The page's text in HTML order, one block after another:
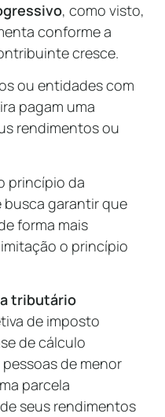
, como visto,
conforme a
cresce.
ou entidades com
pagam uma
rendimentos ou
princípio da
garantir que
forma mais
o princípio
tributário
de imposto
de cálculo
de menor
parcela
seus rendimentos